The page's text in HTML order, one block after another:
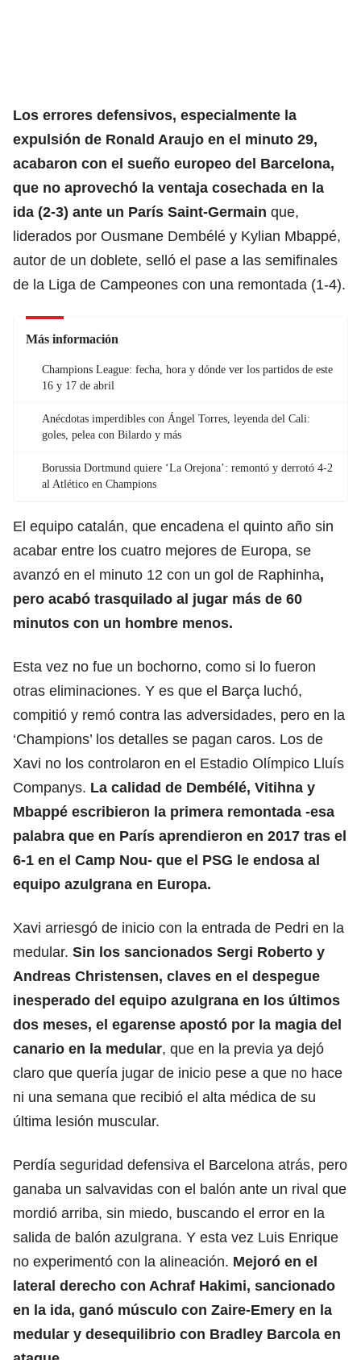
Los errores defensivos, especialmente la
expulsión de Ronald Araujo en el minuto 29,
acabaron con el sueño europeo del Barcelona,
que no aprovechó la ventaja cosechada en la
ida (2-3) ante un París Saint-Germain que,
liderados por Ousmane Dembélé y Kylian Mbappé,
autor de un doblete, selló el pase a las semifinales
de la Liga de Campeones con una remontada (1-4).
Más información
Champions League: fecha, hora y dónde ver los partidos de este
16 y 17 de abril
Anécdotas imperdibles con Ángel Torres, leyenda del Cali:
goles, pelea con Bilardo y más
Borussia Dortmund quiere ‘La Orejona’: remontó y derrotó 4-2
al Atlético en Champions
El equipo catalán, que encadena el quinto año sin
acabar entre los cuatro mejores de Europa, se
avanzó en el minuto 12 con un gol de Raphinha,
pero acabó trasquilado al jugar más de 60
minutos con un hombre menos.
Esta vez no fue un bochorno, como si lo fueron
otras eliminaciones. Y es que el Barça luchó,
compitió y remó contra las adversidades, pero en la
‘Champions’ los detalles se pagan caros. Los de
Xavi no los controlaron en el Estadio Olímpico Lluís
Companys. La calidad de Dembélé, Vitihna y
Mbappé escribieron la primera remontada -esa
palabra que en París aprendieron en 2017 tras el
6-1 en el Camp Nou- que el PSG le endosa al
equipo azulgrana en Europa.
Xavi arriesgó de inicio con la entrada de Pedri en la
medular. Sin los sancionados Sergi Roberto y
Andreas Christensen, claves en el despegue
inesperado del equipo azulgrana en los últimos
dos meses, el egarense apostó por la magia del
canario en la medular, que en la previa ya dejó
claro que quería jugar de inicio pese a que no hace
ni una semana que recibió el alta médica de su
última lesión muscular.
Perdía seguridad defensiva el Barcelona atrás, pero
ganaba un salvavidas con el balón ante un rival que
mordió arriba, sin miedo, buscando el error en la
salida de balón azulgrana. Y esta vez Luis Enrique
no experimentó con la alineación. Mejoró en el
lateral derecho con Achraf Hakimi, sancionado
en la ida, ganó músculo con Zaire-Emery en la
medular y desequilibrio con Bradley Barcola en